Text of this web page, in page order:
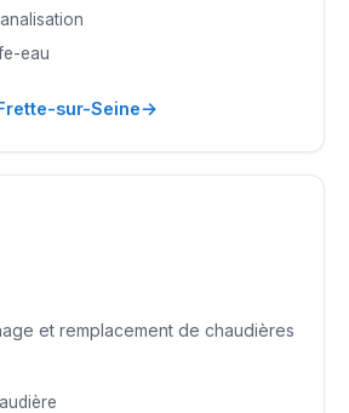
eau
sur-Seine→
et remplacement de chaudières